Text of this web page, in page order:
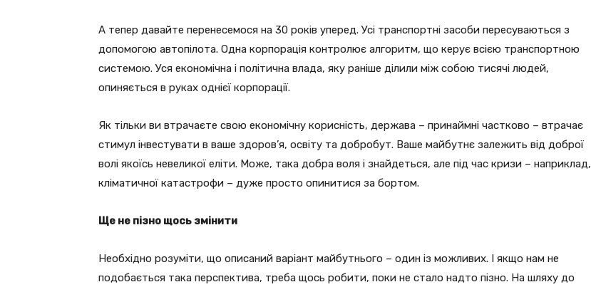
А тепер давайте перенесемося на 30 років уперед. Усі транспортні засоби пересуваються з
допомогою автопілота. Одна корпорація контролює алгоритм, що керує всією транспортною
системою. Уся економічна і політична влада, яку раніше ділили між собою тисячі людей,
опиняється в руках однієї корпорації.
Як тільки ви втрачаєте свою економічну корисність, держава – принаймні частково – втрачає
стимул інвестувати в ваше здоров’я, освіту та добробут. Ваше майбутнє залежить від доброї
волі якоїсь невеликої еліти. Може, така добра воля і знайдеться, але під час кризи – наприклад,
кліматичної катастрофи – дуже просто опинитися за бортом.
Ще не пізно щось змінити
Необхідно розуміти, що описаний варіант майбутнього – один із можливих. І якщо нам не
подобається така перспектива, треба щось робити, поки не стало надто пізно. На шляху до